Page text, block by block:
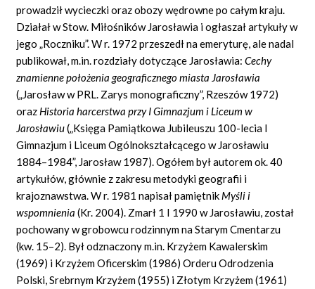
prowadził wycieczki oraz obozy wędrowne po całym kraju.
Działał w Stow. Miłośników Jarosławia i ogłaszał artykuły w
jego „Roczniku”. W r. 1972 przeszedł na emeryturę, ale nadal
publikował, m.in. rozdziały dotyczące Jarosławia:Cechy
znamienne położenia geograficznego miasta Jarosławia
(„Jarosław w PRL. Zarys monograficzny”, Rzeszów 1972)
oraz Historia harcerstwa przy I Gimnazjum i Liceum w
Jarosławiu(„Księga Pamiątkowa Jubileuszu 100-lecia I
Gimnazjum i Liceum Ogólnokształcącego w Jarosławiu
1884–1984”, Jarosław 1987). Ogółem był autorem ok. 40
artykułów, głównie z zakresu metodyki geografii i
krajoznawstwa. W r. 1981 napisał pamiętnik Myśli i
wspomnienia(Kr. 2004). Zmarł 1 I 1990 w Jarosławiu, został
pochowany w grobowcu rodzinnym na Starym Cmentarzu
(kw. 15–2). Był odznaczony m.in. Krzyżem Kawalerskim
(1969) i Krzyżem Oficerskim (1986) Orderu Odrodzenia
Polski, Srebrnym Krzyżem (1955) i Złotym Krzyżem (1961)